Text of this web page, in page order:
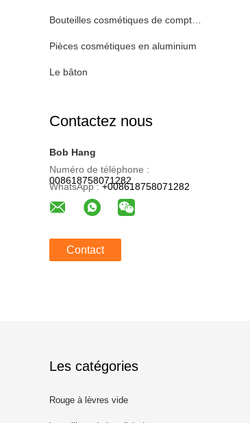
Bouteilles cosmétiques de compte-gouttes
Pièces cosmétiques en aluminium
Le bâton
Contactez nous
Bob Hang
Numéro de téléphone :
008618758071282
WhatsApp :+008618758071282
Contact
Les catégories
Rouge à lèvres vide